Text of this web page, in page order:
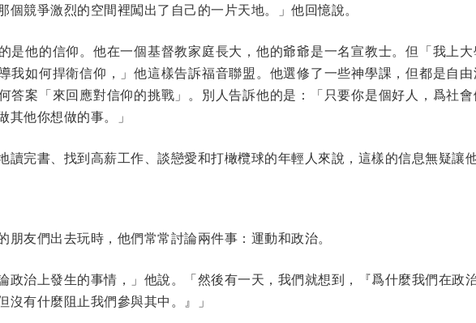
個競爭激烈的空間裡闖出了自己的一片天地。」他回憶說。
是他的信仰。他在一個基督教家庭長大，他的爺爺是一名宣教士。但「我上
我如何捍衛信仰，」他這樣告訴福音聯盟。他選修了一些神學課，但都是自由
答案「來回應對信仰的挑戰」。別人告訴他的是：「只要你是個好人，爲社
其他你想做的事。」
讀完書、找到高薪工作、談戀愛和打橄欖球的年輕人來說，這樣的信息無疑讓
朋友們出去玩時，他們常常討論兩件事：運動和政治。
政治上發生的事情，」他說。「然後有一天，我們就想到，『爲什麼我們在政
沒有什麼阻止我們參與其中。』」